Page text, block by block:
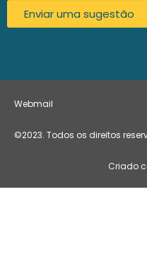
Enviar uma sugestão
Webmail
©2023. Todos os direitos
Criado